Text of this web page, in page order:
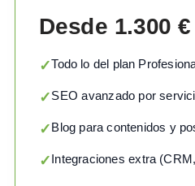
Desde 1.300 €
✓Todo lo del plan
✓SEO avanzado por
✓Blog para contenidos y
✓Integraciones extra